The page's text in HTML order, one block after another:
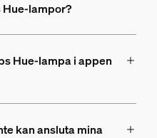
Hue-lampor?
Hue-lampa i appen
kan ansluta mina